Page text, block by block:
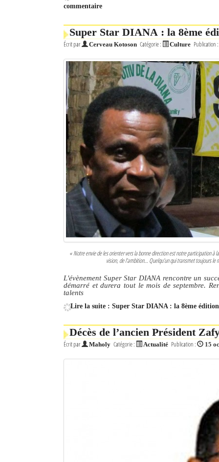
commentaire
Super Star DIANA : la 8ème
Écrit par Cerveau Kotoson Catégorie : Culture Publication :
« Notre envie de les orienter vers la bonne direction est notre participation à
vision, de l’ambition… Quelqu’un qui transmet toujours
L'évènement Super Star DIANA rencontre un
démarré et durera tout le mois de septembre.
talents
Lire la suite : Super Star DIANA : la 8ème
Décès de l’ancien Président
Écrit par Maholy Catégorie : Actualité Publication : 15